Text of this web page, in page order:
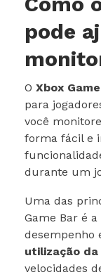
pode
O Xbox
para
você
forma fácil e
durante um
Uma das
Game Bar é
desempenho
utilização da
velocidades